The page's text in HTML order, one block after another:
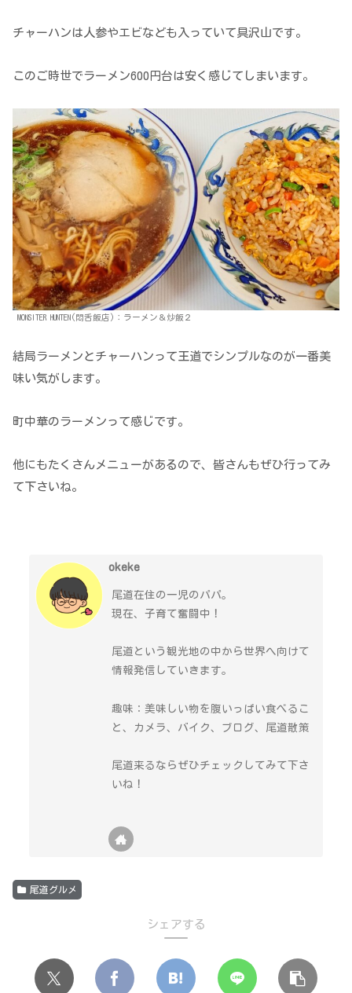
チャーハンは人参やエビなども入っていて具沢山です。
このご時世でラーメン600円台は安く感じてしまいます。
MONSITER HUNTEN(悶舌飯店)：ラーメン＆炒飯２
結局ラーメンとチャーハンって王道でシンプルなのが一番美
味い気がします。
町中華のラーメンって感じです。
他にもたくさんメニューがあるので、皆さんもぜひ行ってみ
て下さいね。
okeke
尾道在住の一児のパパ。
現在、子育て奮闘中！
尾道という観光地の中から世界へ向けて
情報発信していきます。
趣味：美味しい物を腹いっぱい食べるこ
と、カメラ、バイク、ブログ、尾道散策
尾道来るならぜひチェックしてみて下さ
いね！
尾道グルメ
シェアする